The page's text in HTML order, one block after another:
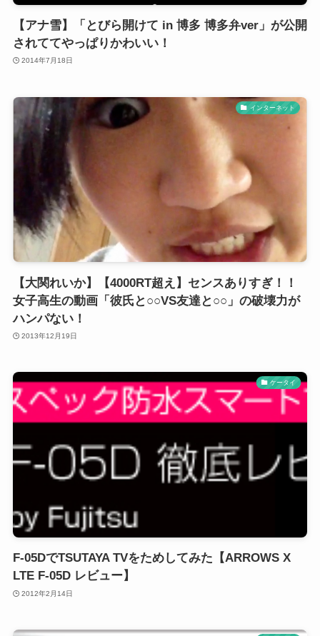
【アナ雪】「とびら開けて in 博多 博多弁ver」が公開
されててやっぱりかわいい！
2014年7月18日
インターネット
【大関れいか】【4000RT超え】センスありすぎ！！
女子高生の動画「彼氏と○○VS友達と○○」の破壊力が
ハンパない！
2013年12月19日
ケータイ
F-05DでTSUTAYA TVをためしてみた【ARROWS X
LTE F-05D レビュー】
2012年2月14日